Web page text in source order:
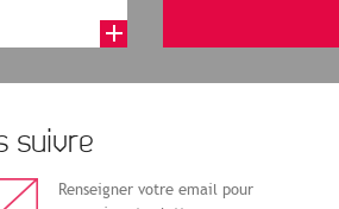
suivre
Renseigner votre email pour